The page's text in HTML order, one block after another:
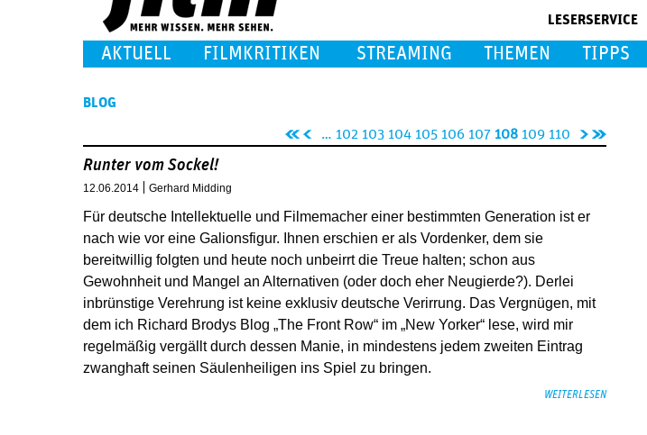
LESERSERVICE
AKTUELL FILMKRITIKEN STREAMING THEMEN TIPPS
BLOG
Se
it
e
ig
e
Se
it
e
… 102 103 104 105 106 107 108 109 110
n
Se
Runter vom Sockel!
12.06.2014 Gerhard Midding
Für deutsche Intellektuelle und Filmemacher einer bestimmten Generation ist er
nach wie vor eine Galionsfigur. Ihnen erschien er als Vordenker, dem sie
bereitwillig folgten und heute noch unbeirrt die Treue halten; schon aus
Gewohnheit und Mangel an Alternativen (oder doch eher Neugierde?). Derlei
inbrünstige Verehrung ist keine exklusiv deutsche Verirrung. Das Vergnügen, mit
dem ich Richard Brodys Blog „The Front Row“ im „New Yorker“ lese, wird mir
regelmäßig vergällt durch dessen Manie, in mindestens jedem zweiten Eintrag
zwanghaft seinen Säulenheiligen ins Spiel zu bringen.
WEITERLESEN